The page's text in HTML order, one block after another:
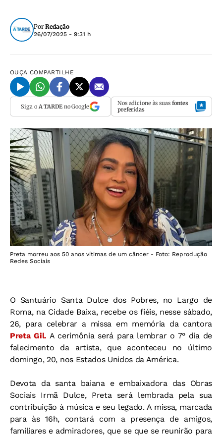
Por Redação
26/07/2025 - 9:31 h
OUÇA COMPARTILHE
Siga o A TARDEno Google Nos adicione às suas fontes
preferidas
Preta morreu aos 50 anos vítimas de um câncer - Foto: Reprodução
Redes Sociais
O Santuário Santa Dulce dos Pobres, no Largo de
Roma, na Cidade Baixa, recebe os fiéis, nesse sábado,
26, para celebrar a missa em memória da cantora
Preta Gil. A cerimônia será para lembrar o 7° dia de
falecimento da artista, que aconteceu no último
domingo, 20, nos Estados Unidos da América.
Devota da santa baiana e embaixadora das Obras
Sociais Irmã Dulce, Preta será lembrada pela sua
contribuição à música e seu legado. A missa, marcada
para às 16h, contará com a presença de amigos,
familiares e admiradores, que se que se reunirão para